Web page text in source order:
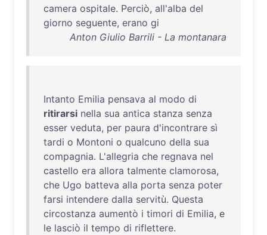
camera ospitale. Perciò, all'alba del
giorno seguente, erano gi
Anton Giulio Barrili - La montanara
Intanto Emilia pensava al modo di
ritirarsi nella sua antica stanza senza
esser veduta, per paura d'incontrare sì
tardi o Montoni o qualcuno della sua
compagnia. L'allegria che regnava nel
castello era allora talmente clamorosa,
che Ugo batteva alla porta senza poter
farsi intendere dalla servitù. Questa
circostanza aumentò i timori di Emilia, e
le lasciò il tempo di riflettere.